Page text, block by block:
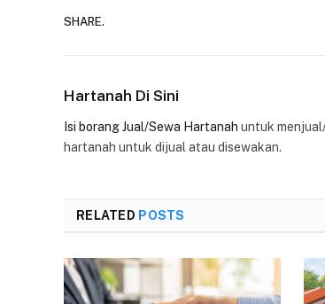
SHARE.
Hartanah Di Sini
Isi borang Jual/Sewa Hartanah untuk
hartanah untuk dijual atau disewakan.
RELATED POSTS